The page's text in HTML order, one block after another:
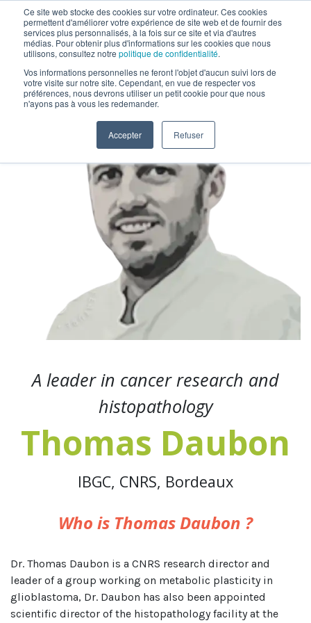
Ce site web stocke des cookies sur votre ordinateur. Ces cookies
permettent d'améliorer votre expérience de site web et de fournir des
services plus personnalisés, à la fois sur ce site et via d'autres
médias. Pour obtenir plus d'informations sur les cookies que nous
utilisons, consultez notre politique de confidentialité.
Vos informations personnelles ne feront l'objet d'aucun suivi lors de
votre visite sur notre site. Cependant, en vue de respecter vos
préférences, nous devrons utiliser un petit cookie pour que nous
n'ayons pas à vous les redemander.
Accepter Refuser
A leader in cancer research and
histopathology
Thomas Daubon
IBGC, CNRS, Bordeaux
Who is Thomas Daubon ?
Dr. Thomas Daubon is a CNRS research director and
leader of a group working on metabolic plasticity in
glioblastoma, Dr. Daubon has also been appointed
scientific director of the histopathology facility at the